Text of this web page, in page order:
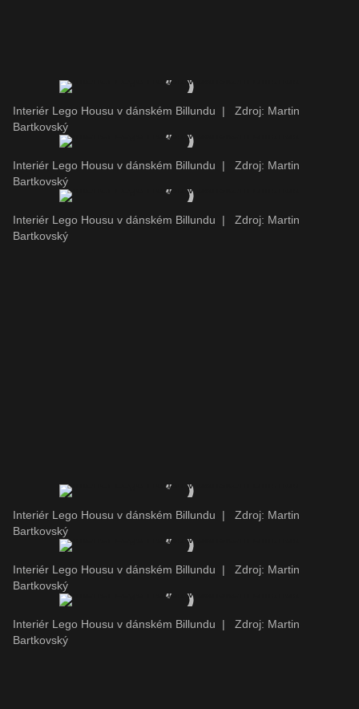
Interiér Lego Housu v dánském Billundu |
Zdroj: Martin
Bartkovský
Interiér Lego Housu v dánském Billundu |
Zdroj: Martin
Bartkovský
Interiér Lego Housu v dánském Billundu |
Zdroj: Martin
Bartkovský
Interiér Lego Housu v dánském Billundu |
Zdroj: Martin
Bartkovský
Interiér Lego Housu v dánském Billundu |
Zdroj: Martin
Bartkovský
Interiér Lego Housu v dánském Billundu |
Zdroj: Martin
Bartkovský